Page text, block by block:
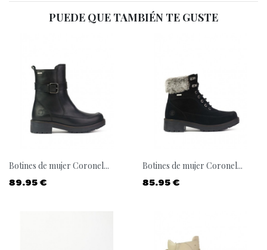
PUEDE QUE TAMBIÉN TE GUSTE
Botines de mujer Coronel...
Precio
89.95 €
Botines de mujer Coronel...
Precio
85.95 €